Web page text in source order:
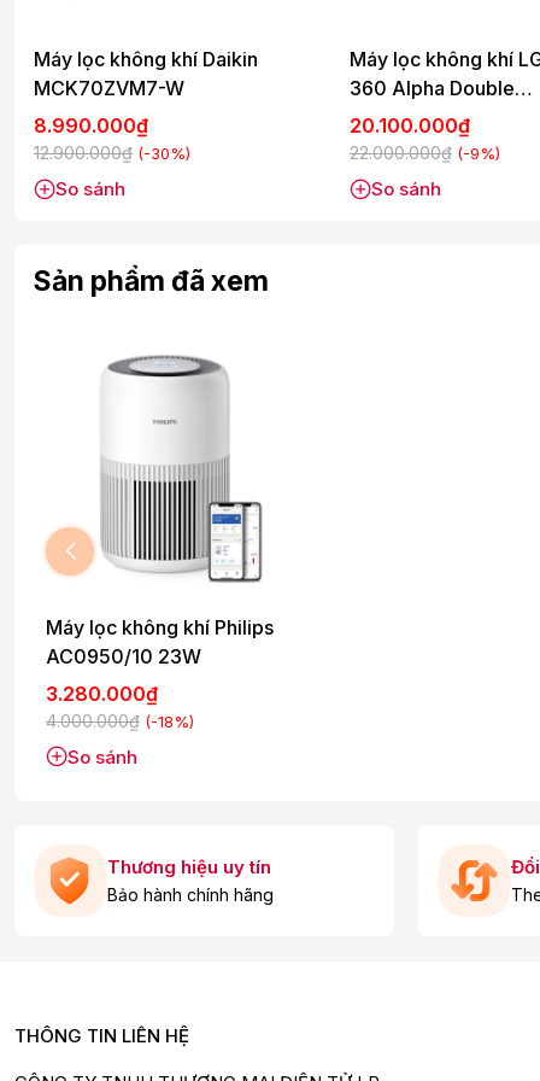
Điều khiển bằng điện thoại qua ứng dụng riêngĐèn báo chất
Kích thước - Khối lượng:
Ngang 23.8 cm - Cao 36.4 cm - Sâu 24 cm - Nặng 2.7 kg
Máy lọc không khí Daikin
MCK70ZVM7-W
8.990.000₫
12.900.000₫ (-30%)
So sánh
Máy lọc không khí
360 Alpha Double
AS10GDBY0.ABAE
20.100.000₫
22.000.000₫ (-9%)
So sánh
Sản phẩm đã xem
Máy lọc không khí Philips
AC0950/10 23W
3.280.000₫
4.000.000₫ (-18%)
So sánh
Thương hiệu uy tín
Bảo hành chính hãng
THÔNG TIN LIÊN HỆ